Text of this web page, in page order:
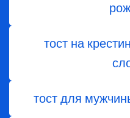
тост на
тост для